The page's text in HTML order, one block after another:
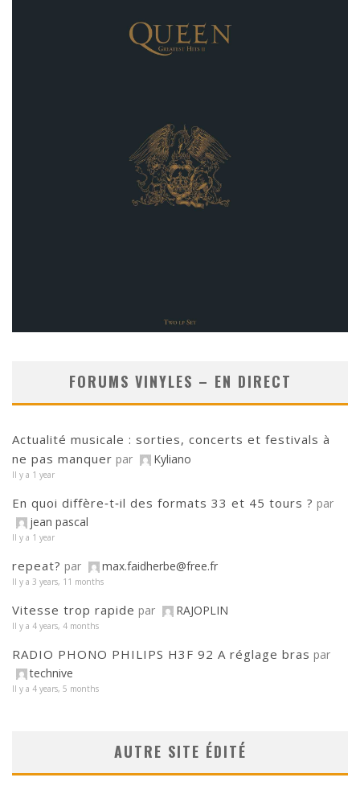
FORUMS VINYLES – EN DIRECT
Actualité musicale : sorties, concerts et festivals à
ne pas manquer par Kyliano
Il y a 1 year
En quoi diffère‑t‑il des formats 33 et 45 tours ? par
jean pascal
Il y a 1 year
repeat? par max.faidherbe@free.fr
Il y a 3 years, 11 months
Vitesse trop rapide par RAJOPLIN
Il y a 4 years, 4 months
RADIO PHONO PHILIPS H3F 92 A réglage bras par
technive
Il y a 4 years, 5 months
AUTRE SITE ÉDITÉ